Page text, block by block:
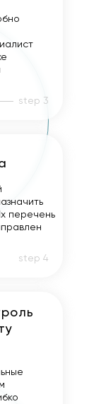
перечень
step 4
step 3